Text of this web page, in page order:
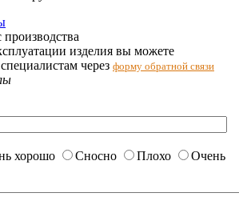
изделия вы можете
через форму обратной связи
хорошо Сносно Плохо
Очень